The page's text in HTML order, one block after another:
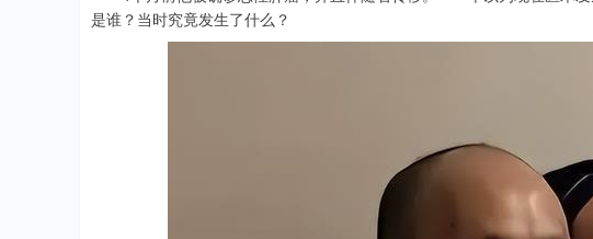
是谁？当时究竟发生了什么？